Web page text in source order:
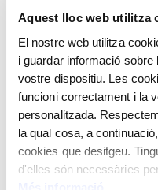
Aquest lloc web utilitza
El nostre web utilitza
i guardar informació
vostre dispositiu. Les
funcioni correctament i la
personalitzada.
la qual cosa, a
cookies que desitgeu.
d'elles són necessàries
property of Crèdit
back of a photograph
Dimas fund – Barcelona
is specified “Lluís
catalogue”. In the
where he arrived in 1948.
Oil on canvas